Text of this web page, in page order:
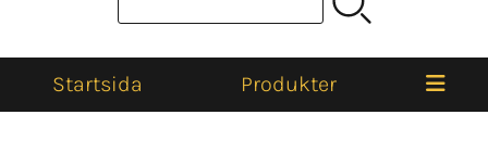
Startsida Produkter